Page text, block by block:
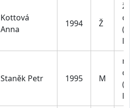
Kottová
Anna
1994 Ž
Staněk Petr 1995 M